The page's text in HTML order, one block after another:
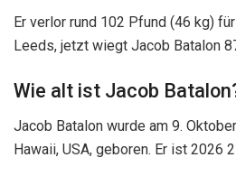
Er verlor rund 102 Pfund (46 kg)
Leeds, jetzt wiegt Jacob Batalon
Wie alt ist Jacob
Jacob Batalon wurde am 9.
Hawaii, USA, geboren. Er ist 2026